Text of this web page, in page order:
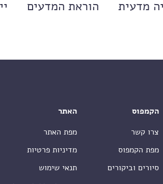
מדעית הוראת המדעים
הקמפוס
צרו קשר
מפת הקמפוס
סיורים וביקורים
האתר
מפת האתר
מדיניות פרטיות
תנאי שימוש